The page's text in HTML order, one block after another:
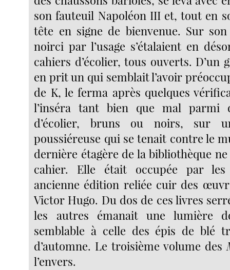
son fauteuil Napoléon III et, tout en
tête en signe de bienvenue. Sur
noirci par l’usage s’étalaient en
cahiers d’écolier, tous ouverts. D’un
en prit un qui semblait l’avoir
de K, le ferma après quelques
l’inséra tant bien que mal parmi
d’écolier, bruns ou noirs, sur
poussiéreuse qui se tenait contre le
dernière étagère de la bibliothèque
cahier. Elle était occupée par les
ancienne édition reliée cuir des
Victor Hugo. Du dos de ces livres
les autres émanait une lumière
semblable à celle des épis de blé
d’automne. Le troisième volume des
l’envers.